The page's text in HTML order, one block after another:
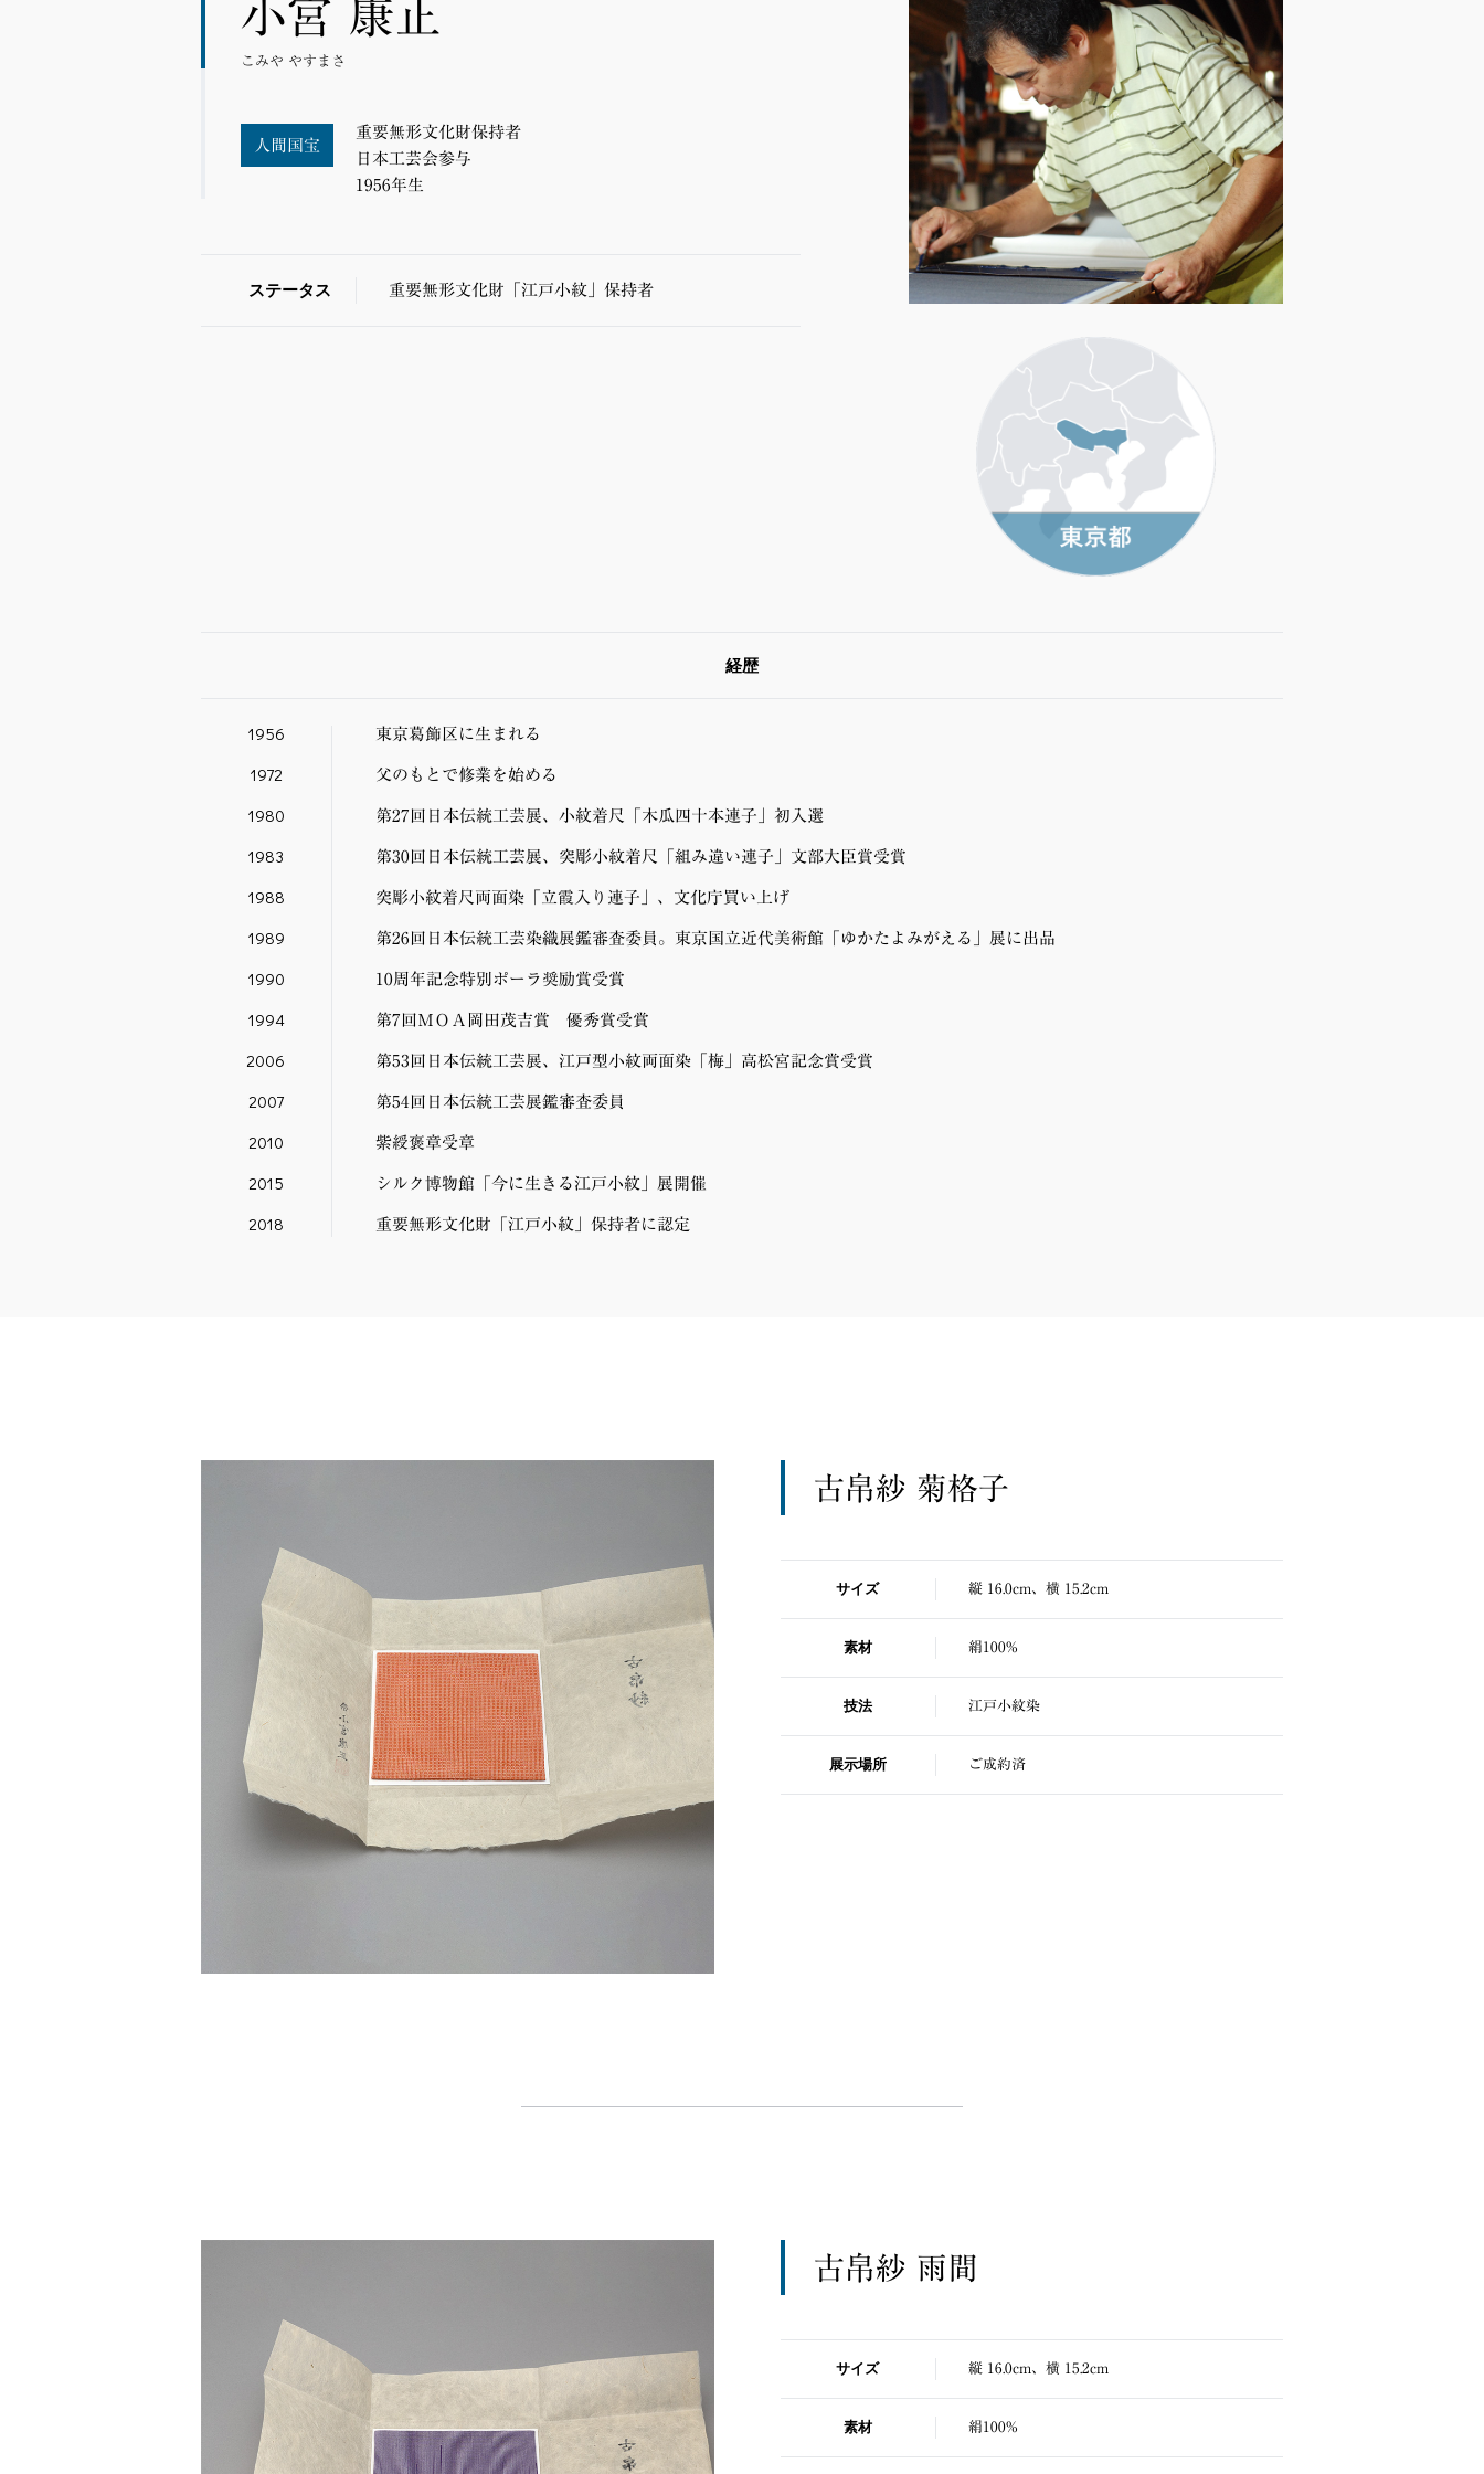
小宮 康正
こみや やすまさ
人間国宝
重要無形文化財保持者
日本工芸会参与
1956年生
ステータス 重要無形文化財「江戸小紋」保持者
経歴
1956 東京葛飾区に生まれる
1972 父のもとで修業を始める
1980 第27回日本伝統工芸展、小紋着尺「木瓜四十本連子」初入選
1983 第30回日本伝統工芸展、突彫小紋着尺「組み違い連子」文部大臣賞受賞
1988 突彫小紋着尺両面染「立霞入り連子」、文化庁買い上げ
1989 第26回日本伝統工芸染織展鑑審査委員。東京国立近代美術館「ゆかたよみがえる」展に出品
1990 10周年記念特別ポーラ奨励賞受賞
1994 第7回ＭＯＡ岡田茂吉賞 優秀賞受賞
2006 第53回日本伝統工芸展、江戸型小紋両面染「梅」高松宮記念賞受賞
2007 第54回日本伝統工芸展鑑審査委員
2010 紫綬褒章受章
2015 シルク博物館「今に生きる江戸小紋」展開催
2018 重要無形文化財「江戸小紋」保持者に認定
古帛紗 菊格子
サイズ 縦 16.0cm、横 15.2cm
素材 絹100%
技法 江戸小紋染
展示場所 ご成約済
古帛紗 雨間
サイズ 縦 16.0cm、横 15.2cm
素材 絹100%